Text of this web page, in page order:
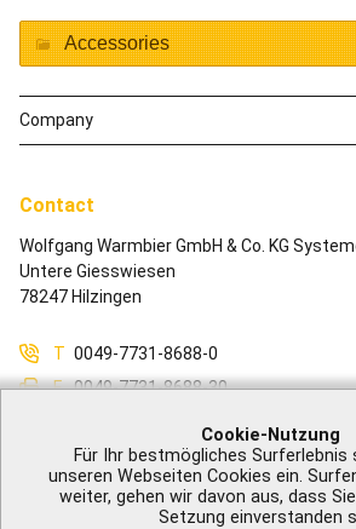
Cookie-Nutzung
Für Ihr bestmögliches
unseren Webseiten Cookies ein.
weiter, gehen wir davon aus, dass
Setzung einverstanden
Accessories
Contact
Wolfgang Warmbier GmbH & Co. KG
Untere Giesswiesen
78247 Hilzingen
T 0049-7731-8688-0
F
0049-7731-8688-30
Company